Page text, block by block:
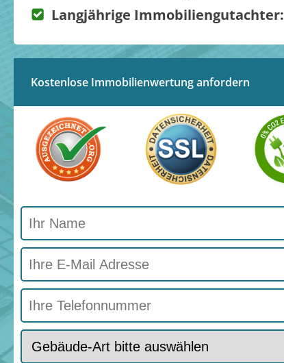
Langjährige Immobiliengutachter:
Kostenlose Immobilienwertung anfordern